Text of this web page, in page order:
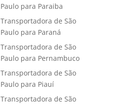
Paulo para Paraiba
Transportadora de São
Paulo para Paraná
Transportadora de São
Paulo para Pernambuco
Transportadora de São
Paulo para Piauí
Transportadora de São